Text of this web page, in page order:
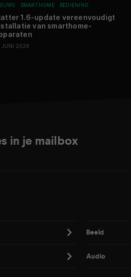
SMARTHOME BEDIENING
1.6-update vereenvoudigt
van smarthome-
JUNI 2026
in je mailbox
Beeld
Audio